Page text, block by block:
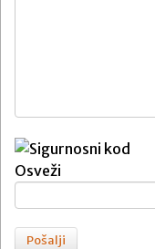
Osveži
Pošalji